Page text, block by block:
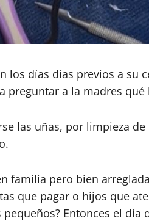
días días previos a su
a la madres qué
las uñas, por limpieza
pero bien
que pagar o hijos que
Entonces el día